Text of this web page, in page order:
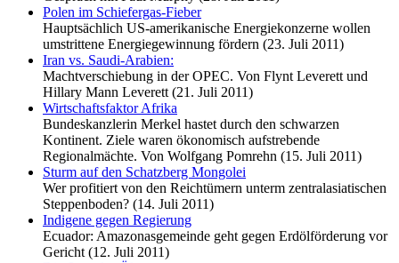
Polen im Schiefergas-Fieber
Hauptsächlich US-amerikanische Energiekonzerne wollen
umstrittene Energiegewinnung fördern (23. Juli 2011)
Iran vs. Saudi-Arabien:
Machtverschiebung in der OPEC. Von Flynt Leverett und
Hillary Mann Leverett (21. Juli 2011)
Wirtschaftsfaktor Afrika
Bundeskanzlerin Merkel hastet durch den schwarzen
Kontinent. Ziele waren ökonomisch aufstrebende
Regionalmächte. Von Wolfgang Pomrehn (15. Juli 2011)
Sturm auf den Schatzberg Mongolei
Wer profitiert von den Reichtümern unterm zentralasiatischen
Steppenboden? (14. Juli 2011)
Indigene gegen Regierung
Ecuador: Amazonasgemeinde geht gegen Erdölförderung vor
Gericht (12. Juli 2011)